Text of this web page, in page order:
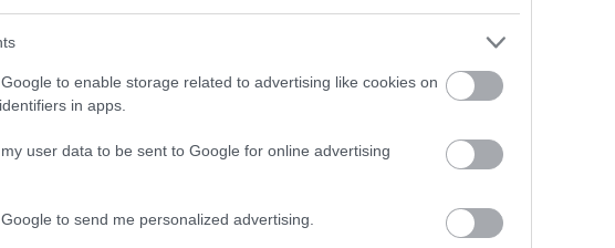
to enable storage related to advertising like cookies on
in apps.
user data to be sent to Google for online advertising
to send me personalized advertising.
szerzőket és recenziókat
Gradiva - International Journal of
York - Roma)
Az iskolai irodalomoktatásra
folyóirat.
A világ italianisztikai folyóiratait
Számos információt kínál a